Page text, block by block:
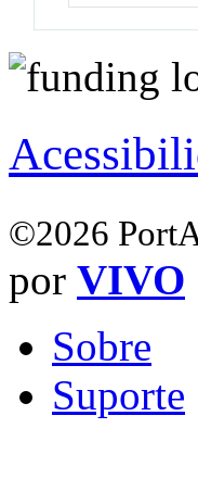
©2026
por VIVO
Sobre
Suporte